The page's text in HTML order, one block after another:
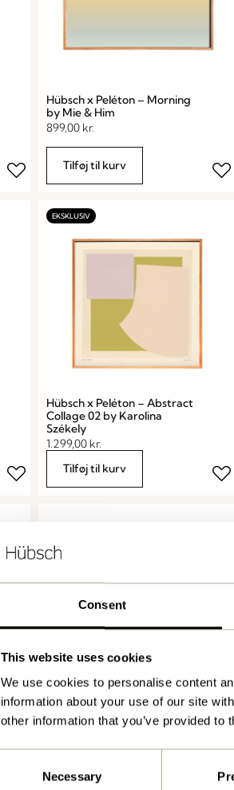
Consent
This website uses cookies
We use cookies to personalise content
information about your use of our site
other information that you’ve provided
Necessary
Hübsch x Peléton – Morning
by Mie & Him
899,00 kr.
Tilføj til kurv
Hübsch x Peléton – Abstract
Collage 02 by Karolina
Székely
1.299,00 kr.
Tilføj til kurv
Studio Ramme 70×100 Natur
779,00kr.
Tilføj til kurv